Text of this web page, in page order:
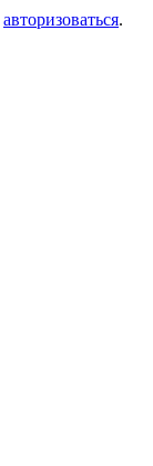
авторизоваться.